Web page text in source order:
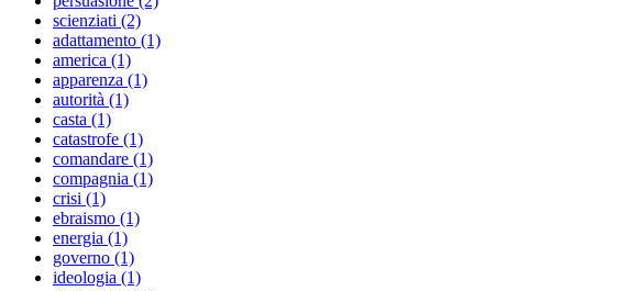
scienziati (2)
adattamento (1)
america (1)
apparenza (1)
autorità (1)
casta (1)
catastrofe (1)
comandare (1)
compagnia (1)
crisi (1)
ebraismo (1)
energia (1)
governo (1)
ideologia (1)